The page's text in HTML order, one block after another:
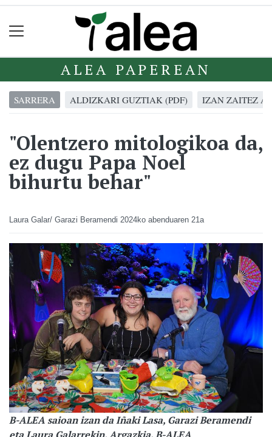
ALEA PAPEREAN
SARRERA ALDIZKARI GUZTIAK (PDF) IZAN ZAITEZ
"Olentzero mitologikoa da,
ez dugu Papa Noel
bihurtu behar"
Laura Galar/ Garazi Beramendi 2024ko abenduaren 21a
B-ALEA saioan izan da Iñaki Lasa, Garazi Beramendi